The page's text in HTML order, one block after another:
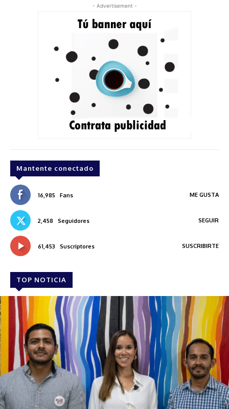
- Advertisement -
Mantente conectado
16,985 Fans ME GUSTA
2,458 Seguidores SEGUIR
61,453 Suscriptores SUSCRIBIRTE
TOP NOTICIA